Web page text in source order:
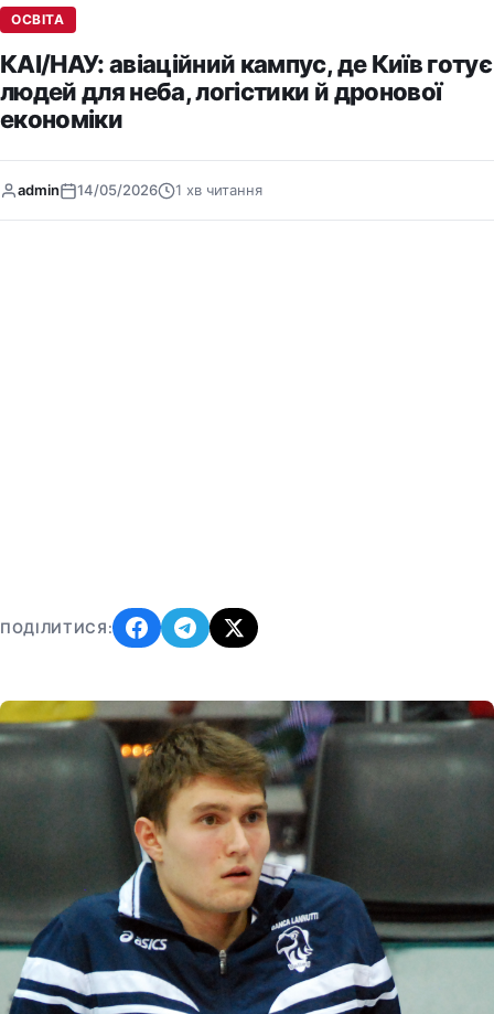
ОСВІТА
КАІ/НАУ: авіаційний кампус, де Київ готує
людей для неба, логістики й дронової
економіки
admin 14/05/2026 1 хв читання
ПОДІЛИТИСЯ: